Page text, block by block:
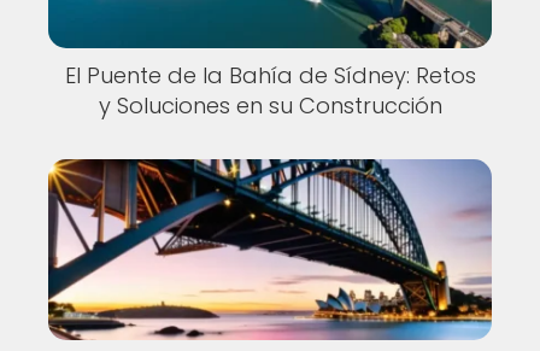
El Puente de la Bahía de Sídney: Retos
y Soluciones en su Construcción